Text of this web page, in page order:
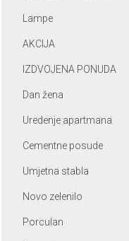
Lampe
AKCIJA
IZDVOJENA PONUDA
Dan žena
Uredenje apartmana
Cementne posude
Umjetna stabla
Novo zelenilo
Porculan